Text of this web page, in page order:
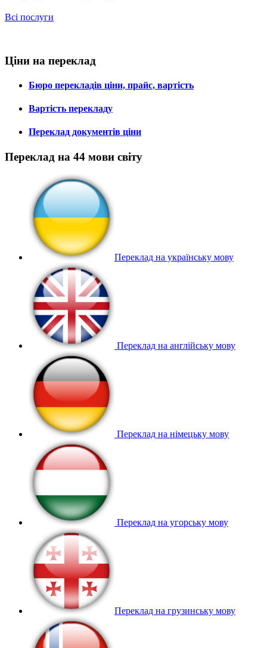
Всі послуги
Ціни на переклад
Бюро перекладів ціни, прайс, вартість
Вартість перекладу
Переклад документів ціни
Переклад на 44 мови світу
Переклад на українську мову
Переклад на англійську мову
Переклад на німецьку мову
Переклад на угорську мову
Переклад на грузинську мову